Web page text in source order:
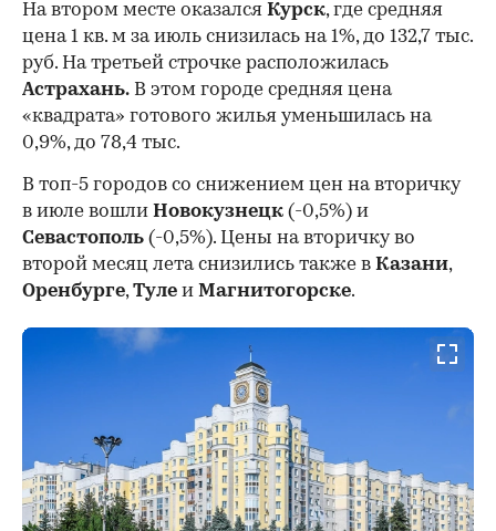
На втором месте оказался Курск, где средняя
цена 1 кв. м за июль снизилась на 1%, до 132,7 тыс.
руб. На третьей строчке расположилась
Астрахань. В этом городе средняя цена
«квадрата» готового жилья уменьшилась на
0,9%, до 78,4 тыс.
В топ-5 городов со снижением цен на вторичку
в июле вошли Новокузнецк (-0,5%) и
Севастополь (-0,5%). Цены на вторичку во
второй месяц лета снизились также в Казани,
Оренбурге,Туле и Магнитогорске.